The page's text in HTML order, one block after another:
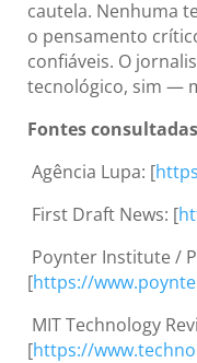
cautela. Nenhuma
o pensamento
confiáveis. O
tecnológico, sim —
Fontes
Agência Lupa: [
First Draft News: [
Poynter Institute /
[https://
MIT Technology
[https://